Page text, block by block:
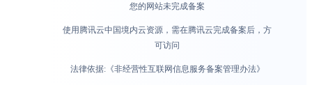
您的网站未完成备案
使用腾讯云中国境内云资源，需在腾讯云完成备案后，方
可访问
法律依据:《非经营性互联网信息服务备案管理办法》